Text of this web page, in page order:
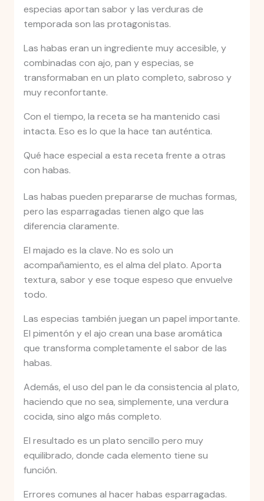
especias aportan sabor y las verduras de
temporada son las protagonistas.
Las habas eran un ingrediente muy accesible, y
combinadas con ajo, pan y especias, se
transformaban en un plato completo, sabroso y
muy reconfortante.
Con el tiempo, la receta se ha mantenido casi
intacta. Eso es lo que la hace tan auténtica.
Qué hace especial a esta receta frente a otras
con habas.
Las habas pueden prepararse de muchas formas,
pero las esparragadas tienen algo que las
diferencia claramente.
El majado es la clave. No es solo un
acompañamiento, es el alma del plato. Aporta
textura, sabor y ese toque espeso que envuelve
todo.
Las especias también juegan un papel importante.
El pimentón y el ajo crean una base aromática
que transforma completamente el sabor de las
habas.
Además, el uso del pan le da consistencia al plato,
haciendo que no sea, simplemente, una verdura
cocida, sino algo más completo.
El resultado es un plato sencillo pero muy
equilibrado, donde cada elemento tiene su
función.
Errores comunes al hacer habas esparragadas.